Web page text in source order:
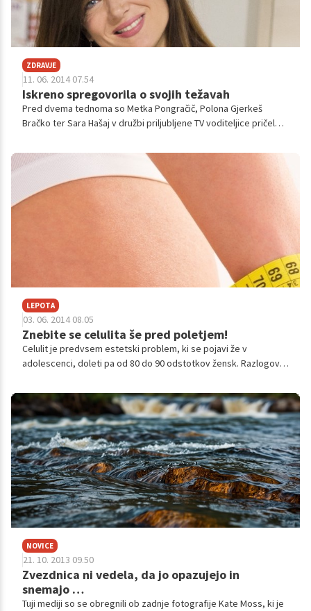
ZDRAVJE
11. 06. 2014 07.54
Iskreno spregovorila o svojih težavah
Pred dvema tednoma so Metka Pongračič, Polona Gjerkeš
Bračko ter Sara Hašaj v družbi priljubljene TV voditeljice pričele
shujševalnega paketa. V pogovoru z nami so razkrile, kako in
zakaj so se kilogrami sploh nabrali!
LEPOTA
03. 06. 2014 08.05
Znebite se celulita še pred poletjem!
Celulit je predvsem estetski problem, ki se pojavi že v
adolescenci, doleti pa od 80 do 90 odstotkov žensk. Razlogov,
znebiti.
NOVICE
21. 10. 2013 09.50
Zvezdnica ni vedela, da jo opazujejo in
snemajo …
Tuji mediji so se obregnili ob zadnje fotografije Kate Moss, ki je